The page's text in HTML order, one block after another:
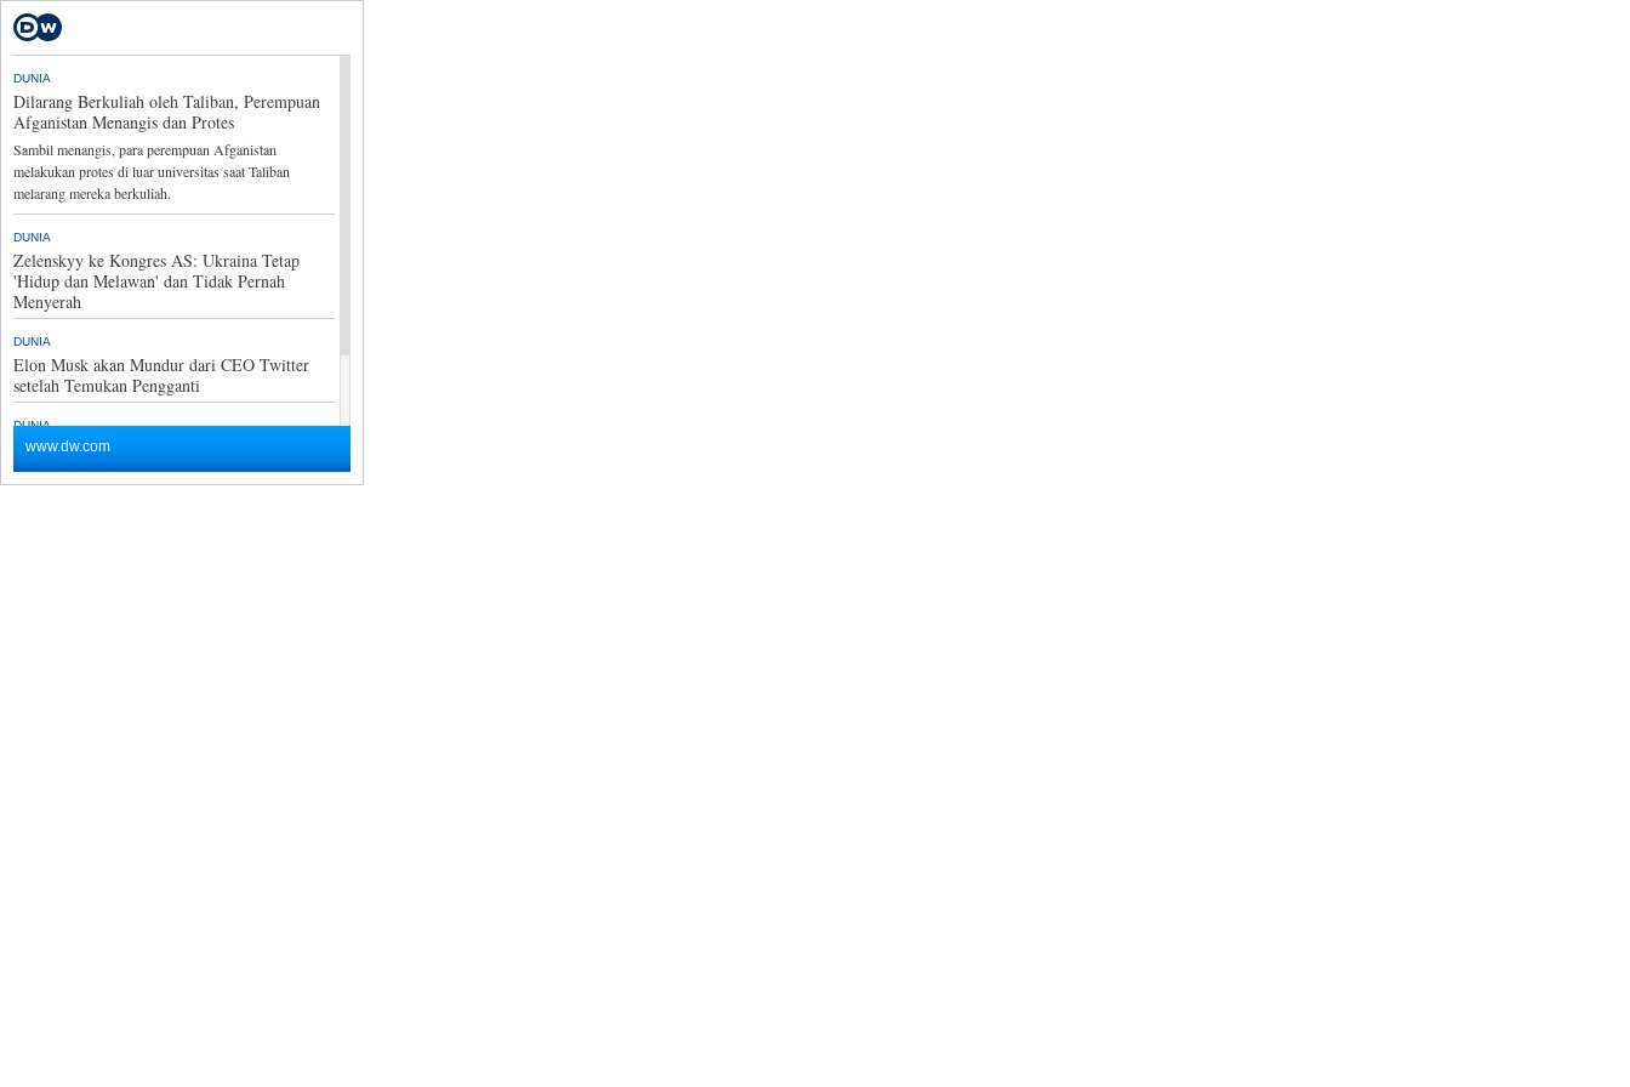
DUNIA
Dilarang Berkuliah oleh Taliban, Perempuan
Afganistan Menangis dan Protes
Sambil menangis, para perempuan Afganistan
melakukan protes di luar universitas saat Taliban
melarang mereka berkuliah.
DUNIA
Zelenskyy ke Kongres AS: Ukraina Tetap
'Hidup dan Melawan' dan Tidak Pernah
Menyerah
DUNIA
Elon Musk akan Mundur dari CEO Twitter
setelah Temukan Pengganti
DUNIA
Komite Penyelidik Kerusuhan Capitol AS
Rekomendasikan Trump Dituntut Pidana
www.dw.com